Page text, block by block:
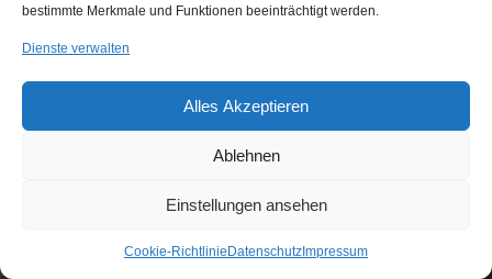
bestimmte Merkmale und Funktionen beeinträchtigt werden.
Dienste verwalten
Alles Akzeptieren
Ablehnen
Einstellungen ansehen
Cookie-Richtlinie Datenschutz Impressum